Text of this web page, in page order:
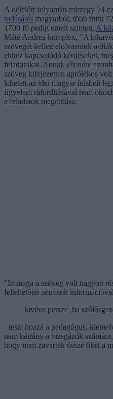
A délelőtt folyamán mintegy 74
tudásáról magyarból; több mint
1700 fő pedig emelt szinten. A
Máté Andrea komplex, "A
szövegét kellett elolvasniuk a
ehhez kapcsolódó kérdéseket,
feladatokat. Annak ellenére
szöveg kifejezetten aprólékos
lehetett az idei magyar írásbeli
figyelem ráfordításával nem
a feladatok megoldása.
"Itt maga a szöveg volt nagyon
feltehetően nem sok
kivéve persze, ha
- teszi hozzá a pedagógus,
nem hátrány a vizsgázók
hogy nem zavarták össze őket a